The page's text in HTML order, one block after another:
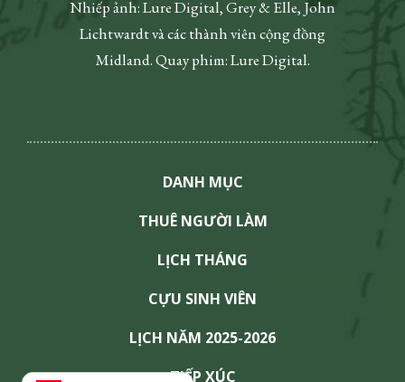
Nhiếp ảnh: Lure Digital, Grey & Elle, John
Lichtwardt và các thành viên cộng đồng
Midland. Quay phim: Lure Digital.
DANH MỤC
THUÊ NGƯỜI LÀM
LỊCH THÁNG
CỰU SINH VIÊN
LỊCH NĂM 2025-2026
TIẾP XÚC